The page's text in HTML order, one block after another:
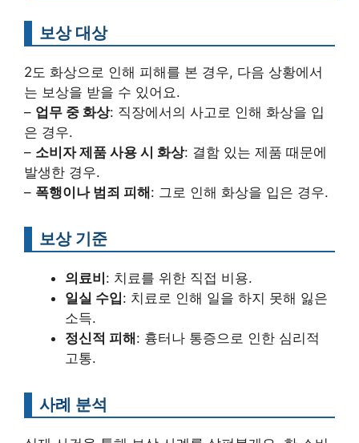
보상 대상
2도 화상으로 인해 피해를 본 경우, 다음 상황에서
는 보상을 받을 수 있어요.
– 업무 중 화상: 직장에서의 사고로 인해 화상을 입
은 경우.
– 소비자 제품 사용 시 화상: 결함 있는 제품 때문에
발생한 경우.
– 폭행이나 범죄 피해: 그로 인해 화상을 입은 경우.
보상 기준
의료비: 치료를 위한 직접 비용.
일실 수입: 치료로 인해 일을 하지 못해 잃은
소득.
정신적 피해: 흉터나 통증으로 인한 심리적
고통.
사례 분석